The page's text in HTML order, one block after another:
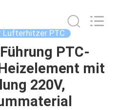
Lufterhitzer PTC
PTC-
mit
220V,